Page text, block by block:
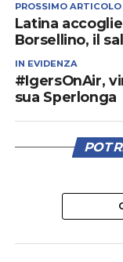
PROSSIMO ARTICOLO
Latina
Borsellino, il
IN EVIDENZA
#IgersOnAir,
sua Sperlonga